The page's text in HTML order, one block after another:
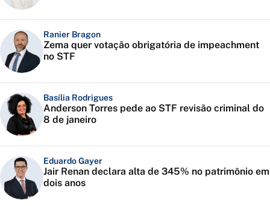
Ranier Bragon
Zema quer votação obrigatória de impeachment
no STF
Basília Rodrigues
Anderson Torres pede ao STF revisão criminal do
8 de janeiro
Eduardo Gayer
Jair Renan declara alta de 345% no patrimônio em
dois anos